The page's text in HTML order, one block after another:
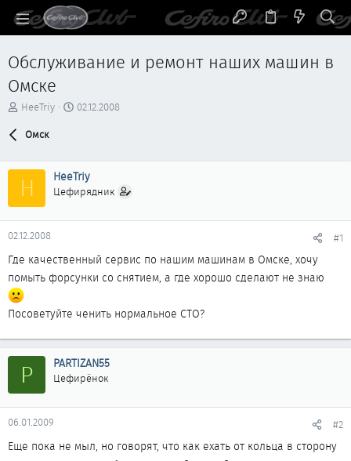
Обслуживание и ремонт наших машин в
Омске
А
т
е
м
ы
HeeTriy
Д
а
ч
л
02.12.2008
Омск
H HeeTriy
Цефирядник
02.12.2008 #1
Где качественный сервис по нашим машинам в Омске, хочу
помыть форсунки со снятием, а где хорошо сделают не знаю
Посоветуйте ченить нормальное СТО?
P PARTIZAN55
Цефирёнок
06.01.2009 #2
Еще пока не мыл, но говорят, что как ехать от кольца в сторону